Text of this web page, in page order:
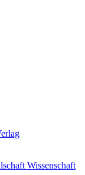
Wissenschaft